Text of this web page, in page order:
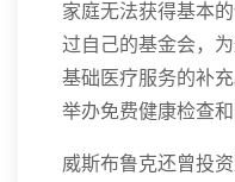
家庭无法获得基本
过自己的基金会，
基础医疗服务的补
举办免费健康检查和
威斯布鲁克还曾投